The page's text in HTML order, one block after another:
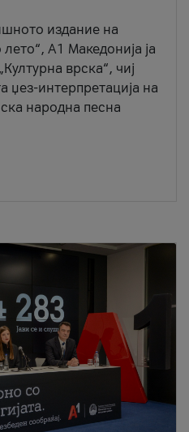
издание на
А1 Македонија ја
врска“, чиј
џез-интерпретација на
народна песна